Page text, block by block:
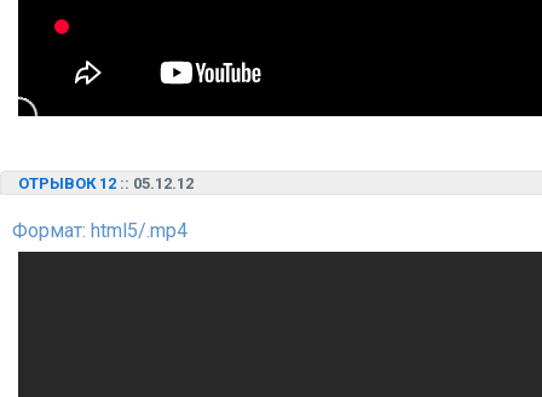
ОТРЫВОК 12 :: 05.12.12
Формат: html5/.mp4